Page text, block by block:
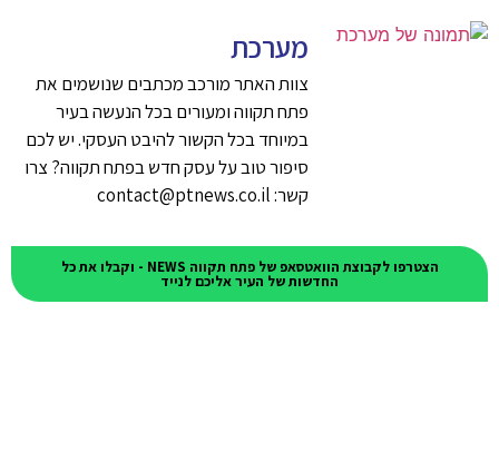
מערכת
צוות האתר מורכב מכתבים שנושמים את
פתח תקווה ומעורים בכל הנעשה בעיר
במיוחד בכל הקשור להיבט העסקי. יש לכם
סיפור טוב על עסק חדש בפתח תקווה? צרו
קשר: contact@ptnews.co.il
הצטרפו לקבוצת הוואטסאפ של פתח תקווה NEWS - וקבלו את כל
החדשות של העיר אליכם לנייד